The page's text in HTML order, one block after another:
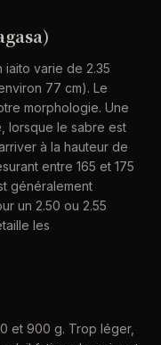
iaito varie de 2.35
77 cm). Le
morphologie. Une
lorsque le sabre est
à la hauteur de
entre 165 et 175
généralement
un 2.50 ou 2.55
les
et 900 g. Trop léger,